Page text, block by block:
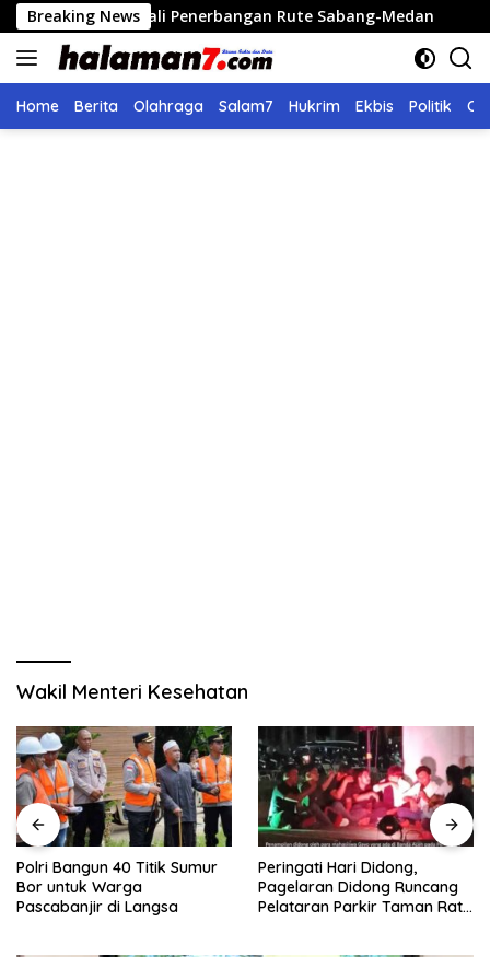
Langsung
ke
konten
Breaking News
Penerbangan Rute Sabang-Medan Polri
Home Berita Olahraga Salam7 Hukrim Ekbis Politik
Wakil Menteri Kesehatan
Polri Bangun 40 Titik Sumur
Bor untuk Warga
Pascabanjir di Langsa
Peringati Hari Didong,
Pagelaran Didong Runcang
Pelataran Parkir Taman Ratu